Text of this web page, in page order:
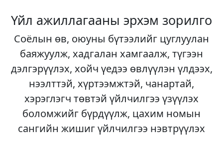
Үйл ажиллагааны эрхэм зорилго
Соёлын өв, оюуны бүтээлийг цуглуулан
баяжуулж, хадгалан хамгаалж, түгээн
дэлгэрүүлэх, хойч үедээ өвлүүлэн үлдээх,
нээлттэй, хүртээмжтэй, чанартай,
хэрэглэгч төвтэй үйлчилгээ үзүүлэх
боломжийг бүрдүүлж, цахим номын
сангийн жишиг үйлчилгээ нэвтрүүлэх